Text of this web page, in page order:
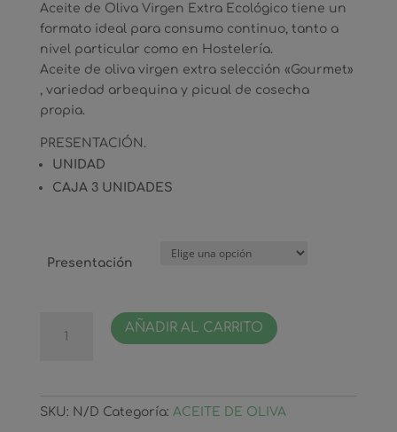
Aceite de Oliva Virgen Extra Ecológico tiene un
formato ideal para consumo continuo, tanto a
nivel particular como en Hostelería.
Aceite de oliva virgen extra selección «Gourmet»
, variedad arbequina y picual de cosecha
propia.
PRESENTACIÓN.
UNIDAD
CAJA 3 UNIDADES
Presentación
AÑADIR AL CARRITO
SKU: N/D Categoría: ACEITE DE OLIVA